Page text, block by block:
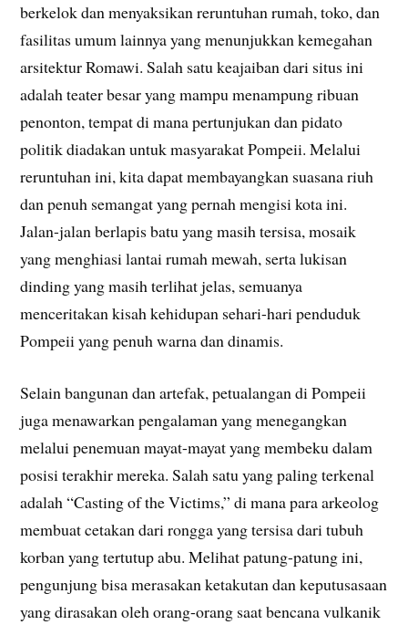
berkelok dan menyaksikan reruntuhan rumah, toko, dan
fasilitas umum lainnya yang menunjukkan kemegahan
arsitektur Romawi. Salah satu keajaiban dari situs ini
adalah teater besar yang mampu menampung ribuan
penonton, tempat di mana pertunjukan dan pidato
politik diadakan untuk masyarakat Pompeii. Melalui
reruntuhan ini, kita dapat membayangkan suasana riuh
dan penuh semangat yang pernah mengisi kota ini.
Jalan-jalan berlapis batu yang masih tersisa, mosaik
yang menghiasi lantai rumah mewah, serta lukisan
dinding yang masih terlihat jelas, semuanya
menceritakan kisah kehidupan sehari-hari penduduk
Pompeii yang penuh warna dan dinamis.
Selain bangunan dan artefak, petualangan di Pompeii
juga menawarkan pengalaman yang menegangkan
melalui penemuan mayat-mayat yang membeku dalam
posisi terakhir mereka. Salah satu yang paling terkenal
adalah “Casting of the Victims,” di mana para arkeolog
membuat cetakan dari rongga yang tersisa dari tubuh
korban yang tertutup abu. Melihat patung-patung ini,
pengunjung bisa merasakan ketakutan dan keputusasaan
yang dirasakan oleh orang-orang saat bencana vulkanik